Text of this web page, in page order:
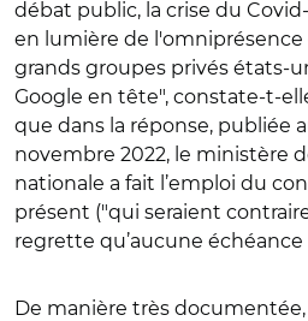
débat public, la crise du
en lumière de l'omniprésence
grands groupes privés états-
Google en tête", constate-t-
que dans la réponse, publiée
novembre 2022, le ministère
nationale a fait l’emploi du
présent ("qui seraient
regrette qu’aucune
De manière très documentée,